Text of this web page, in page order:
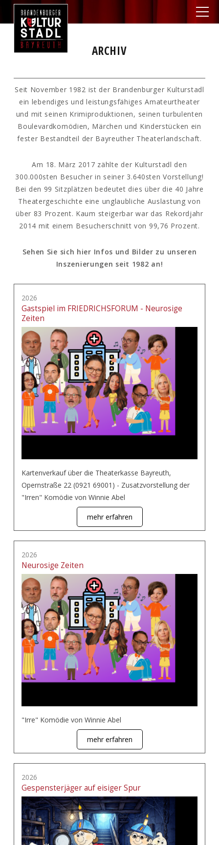
ARCHIV
Seit November 1982 ist der Brandenburger Kulturstadl
ein lebendiges und leistungsfähiges Amateurtheater
und mit seinen Krimiproduktionen, seinen turbulenten
Boulevardkomödien, Märchen und Kinderstücken ein
fester Bestandteil der Bayreuther Theaterlandschaft.
Am 18. März 2017 zählte der Kulturstadl den
300.000sten Besucher in seiner 3.640sten Vorstellung!
Bei den 99 Sitzplätzen bedeutet dies über die 40 Jahre
Theatergeschichte eine unglaubliche Auslastung von
über 83 Prozent. Kaum steigerbar war das Rekordjahr
2014 mit einem Besucherschnitt von 99,76 Prozent.
Sehen Sie sich hier Infos und Bilder zu unseren
Inszenierungen seit 1982 an!
2026
Gastspiel im FRIEDRICHSFORUM - Neurosige
Zeiten
Kartenverkauf über die Theaterkasse Bayreuth,
Opernstraße 22 (0921 69001) - Zusatzvorstellung der
"Irren" Komödie von Winnie Abel
mehr erfahren
2026
Neurosige Zeiten
"Irre" Komödie von Winnie Abel
mehr erfahren
2026
Gespensterjäger auf eisiger Spur